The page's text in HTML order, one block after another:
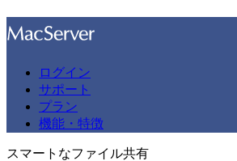
ログイン
サポート
プラン
機能・特徴
スマートなファイル共有